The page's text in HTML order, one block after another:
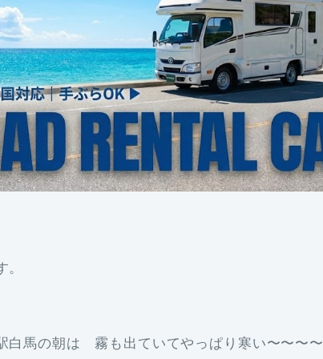
馬の朝は 霧も出ていてやっぱり寒い〜〜〜〜